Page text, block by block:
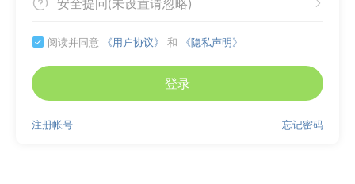

 阅读并同意 《用户协议》 和 《隐私声明》
登录
忘记密码
注册帐号